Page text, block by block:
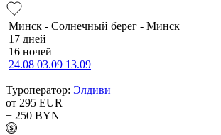
Минск - Солнечный берег - Минск
17 дней
16 ночей
24.08 03.09 13.09
Туроператор: Элдиви
от 295 EUR
+ 250 BYN